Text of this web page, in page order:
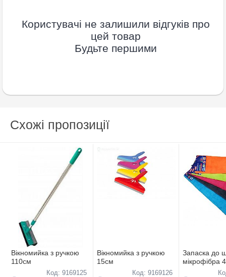
Користувачі не залишили відгуків про
цей товар
Будьте першими
Схожі пропозиції
Вiкномийка з ручкою
110см
Код: 9169125
Вiкномийка з ручкою
15см
Код: 9169126
Запаска до
мiкрофiбра